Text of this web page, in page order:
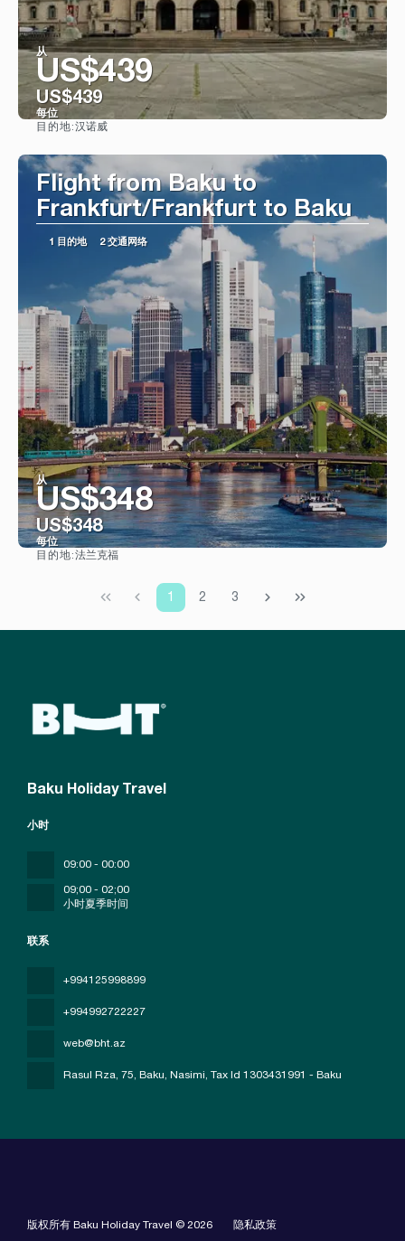
从
US$439
US$439
每位
目的地:汉诺威
Flight from Baku to
Frankfurt/Frankfurt to Baku
1 目的地 2 交通网络
从
US$348
US$348
每位
目的地:法兰克福
1 2 3
Baku Holiday Travel
联系
+994125998899
+994992722227
web@bht.az
Rasul Rza, 75, Baku, Nasimi, Tax Id 1303431991 - Baku
小时
09:00 - 00:00
09;00 - 02;00
小时夏季时间
版权所有 Baku Holiday Travel © 2026 隐私政策